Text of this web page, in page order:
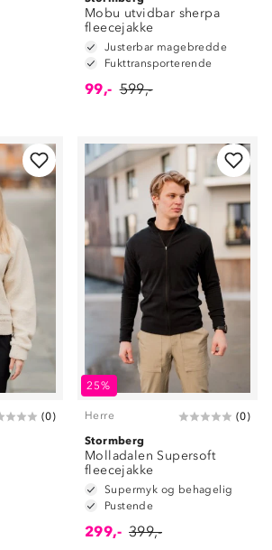
Mobu utvidbar sherpa
fleecejakke
Justerbar magebredde
Fukttransporterende
99,- 599,-
(0)
25%
Herre (0)
Stormberg
Molladalen Supersoft
fleecejakke
Supermyk og behagelig
Pustende
299,- 399,-